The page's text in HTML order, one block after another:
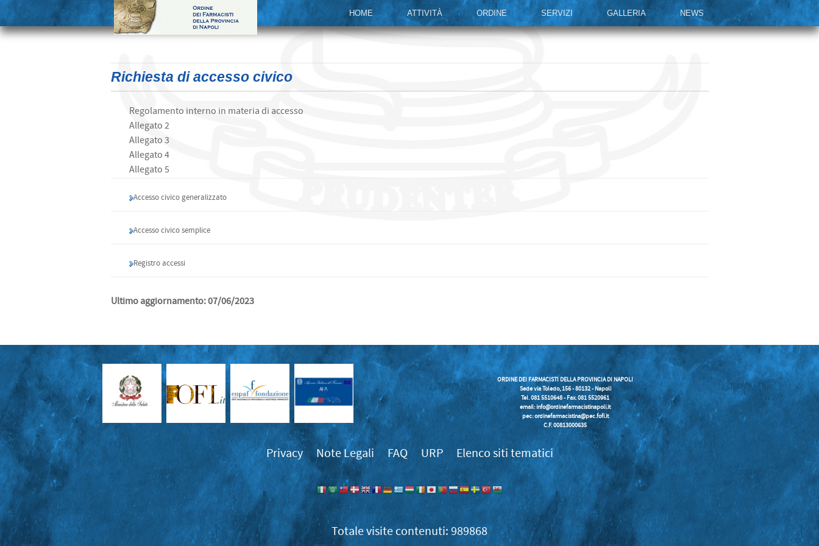
HOME ATTIVITÀ ORDINE SERVIZI GALLERIA NEWS
Richiesta di accesso civico
Regolamento interno in materia di accesso
Allegato 2
Allegato 3
Allegato 4
Allegato 5
Accesso civico generalizzato
Accesso civico semplice
Registro accessi
Ultimo aggiornamento: 07/06/2023
ORDINE DEI FARMACISTI DELLA PROVINCIA DI NAPOLI
Sede via Toledo, 156 - 80132 - Napoli
Tel. 081 5510648 - Fax. 081 5520961
email:info@ordinefarmacistinapoli.it
pec: ordinefarmacistina@pec.fofi.it
C.F. 00813000635
Privacy Note Legali FAQ URP Elenco siti tematici
989868